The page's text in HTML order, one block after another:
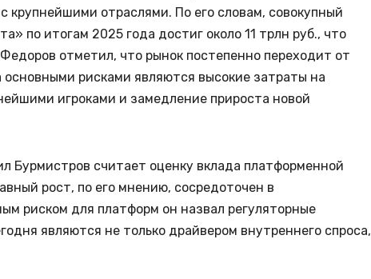
крупнейшими отраслями. По его словам, совокупный
по итогам 2025 года достиг около 11 трлн руб., что
отметил, что рынок постепенно переходит от
основными рисками являются высокие затраты на
игроками и замедление прироста новой
Бурмистров считает оценку вклада платформенной
рост, по его мнению, сосредоточен в
риском для платформ он назвал регуляторные
являются не только драйвером внутреннего спроса,